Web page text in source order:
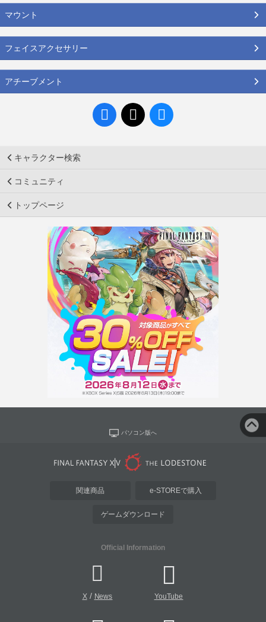
マウント
フェイスアクセサリー
アチーブメント
キャラクター検索
コミュニティ
トップページ
パソコン版へ
関連商品 e-STOREで購入
ゲームダウンロード
Official Information
X/ News YouTube